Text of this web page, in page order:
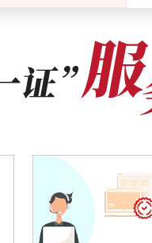
见书》可在窗口领
的，扩展纳入适用
简易注销登记及全
《企业注销登记